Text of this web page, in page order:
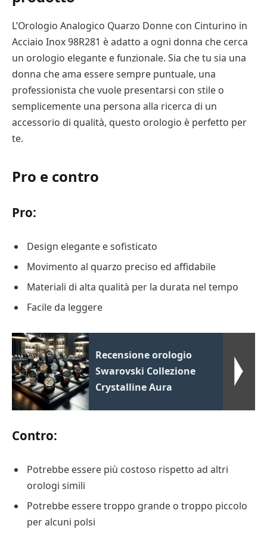
L’Orologio Analogico Quarzo Donne con Cinturino in
Acciaio Inox 98R281 è adatto a ogni donna che cerca
un orologio elegante e funzionale. Sia che tu sia una
donna che ama essere sempre puntuale, una
professionista che vuole presentarsi con stile o
semplicemente una persona alla ricerca di un
accessorio di qualità, questo orologio è perfetto per
te.
Pro e contro
Pro:
Design elegante e sofisticato
Movimento al quarzo preciso ed affidabile
Materiali di alta qualità per la durata nel tempo
Facile da leggere
Recensione orologio
Swarovski Collezione
Crystalline Aura
Contro:
Potrebbe essere più costoso rispetto ad altri
orologi simili
Potrebbe essere troppo grande o troppo piccolo
per alcuni polsi